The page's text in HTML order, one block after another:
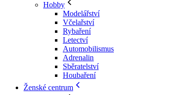
Hobby
Modelářství
Včelařství
Rybaření
Letectví
Automobilismus
Adrenalin
Sběratelství
Houbaření
Ženské centrum